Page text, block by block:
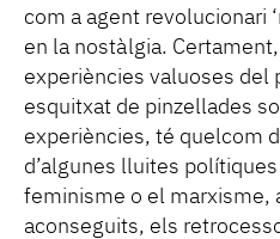
com a agent revolucionari
en la nostàlgia.
experiències valuoses del
esquitxat de pinzellades
experiències, té quelcom
d’algunes lluites
feminisme o el marxisme,
aconseguits, els